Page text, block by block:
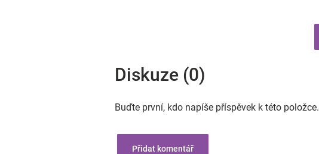
Diskuze (0)
Buďte první, kdo napíše příspěvek k této položce.
Přidat komentář